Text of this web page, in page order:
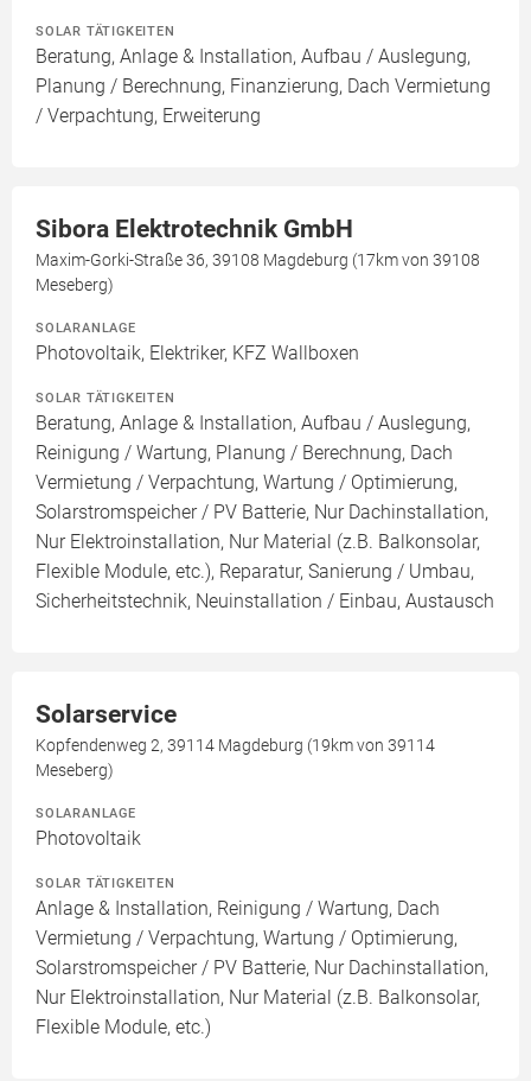
SOLAR TÄTIGKEITEN
Beratung, Anlage & Installation, Aufbau / Auslegung,
Planung / Berechnung, Finanzierung, Dach Vermietung
/ Verpachtung, Erweiterung
Sibora Elektrotechnik GmbH
Maxim-Gorki-Straße 36, 39108 Magdeburg (17km von 39108
Meseberg)
SOLARANLAGE
Photovoltaik, Elektriker, KFZ Wallboxen
SOLAR TÄTIGKEITEN
Beratung, Anlage & Installation, Aufbau / Auslegung,
Reinigung / Wartung, Planung / Berechnung, Dach
Vermietung / Verpachtung, Wartung / Optimierung,
Solarstromspeicher / PV Batterie, Nur Dachinstallation,
Nur Elektroinstallation, Nur Material (z.B. Balkonsolar,
Flexible Module, etc.), Reparatur, Sanierung / Umbau,
Sicherheitstechnik, Neuinstallation / Einbau, Austausch
Solarservice
Kopfendenweg 2, 39114 Magdeburg (19km von 39114
Meseberg)
SOLARANLAGE
Photovoltaik
SOLAR TÄTIGKEITEN
Anlage & Installation, Reinigung / Wartung, Dach
Vermietung / Verpachtung, Wartung / Optimierung,
Solarstromspeicher / PV Batterie, Nur Dachinstallation,
Nur Elektroinstallation, Nur Material (z.B. Balkonsolar,
Flexible Module, etc.)